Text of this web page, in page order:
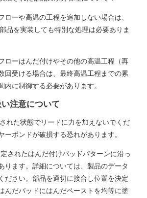
ローや高温の工程を追加しない場合は、
品を実装しても特別な処理は必要ありま
ローはんだ付けやその他の高温工程（再
回受ける場合は、最終高温工程までの累
内に制御する必要があります。
注意について
れた状態でリードに力を加えないでくだ
ーボンドが破損する恐れがあります。
されたはんだ付けパッドパターンに沿っ
ります。詳細については、製品のデータ
ださい。部品を適切に接合し位置を決定
んだパッドにはんだペーストを均等に塗